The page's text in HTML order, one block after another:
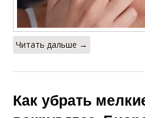
Читать дальше →
Как убрать